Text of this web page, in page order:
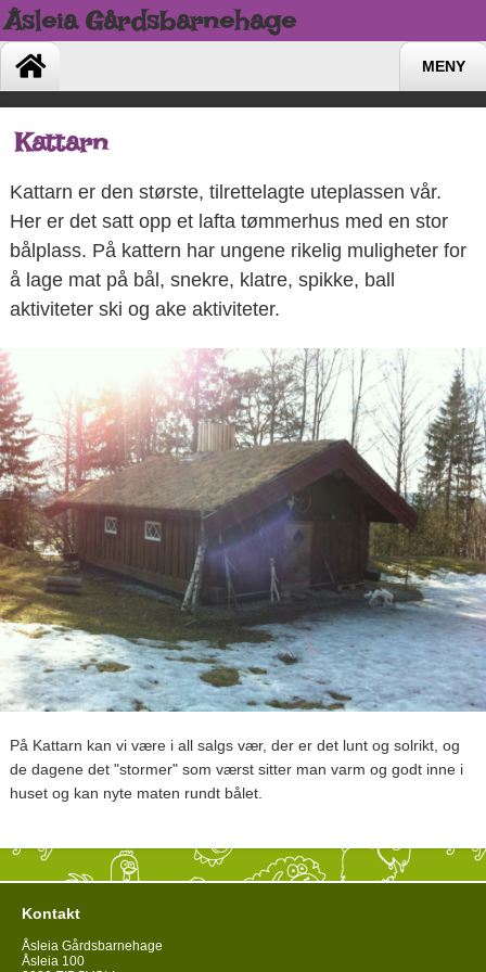
Åsleia Gårdsbarnehage
MENY
Kattarn
Kattarn er den største, tilrettelagte uteplassen vår.
Her er det satt opp et lafta tømmerhus med en stor
bålplass. På kattern har ungene rikelig muligheter for
å lage mat på bål, snekre, klatre, spikke, ball
aktiviteter ski og ake aktiviteter.
På Kattarn kan vi være i all salgs vær, der er det lunt og solrikt, og
de dagene det "stormer" som værst sitter man varm og godt inne i
huset og kan nyte maten rundt bålet.
Kontakt
Åsleia Gårdsbarnehage
Åsleia 100